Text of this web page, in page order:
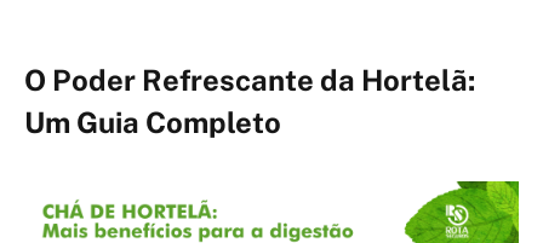
O Poder Refrescante da Hortelã:
Um Guia Completo